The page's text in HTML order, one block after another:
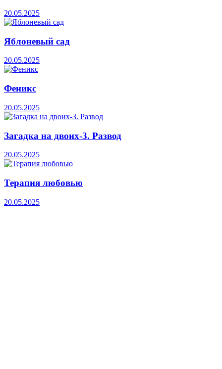
20.05.2025
Яблоневый сад
20.05.2025
Феникс
20.05.2025
Загадка на двоих-3. Развод
20.05.2025
Терапия любовью
20.05.2025